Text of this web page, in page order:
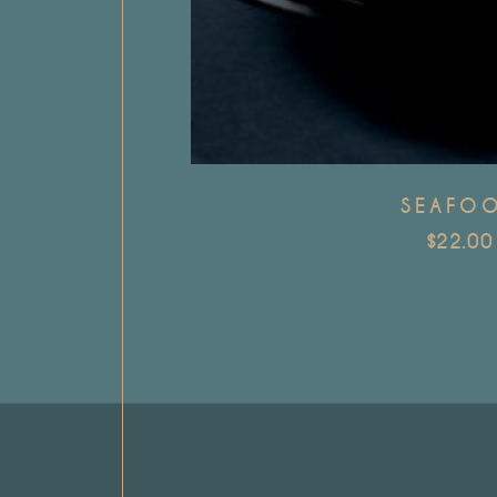
$22.00